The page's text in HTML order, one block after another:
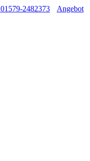
01579-2482373 Angebot